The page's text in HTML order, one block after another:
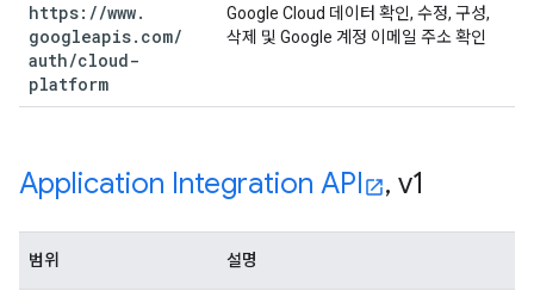
https: //www.
googleapis. com/
auth/cloud-
platform
Google Cloud 데이터 확인, 수정, 구성,
삭제 및 Google 계정 이메일 주소 확인
Application Integration API , v1
범위 설명